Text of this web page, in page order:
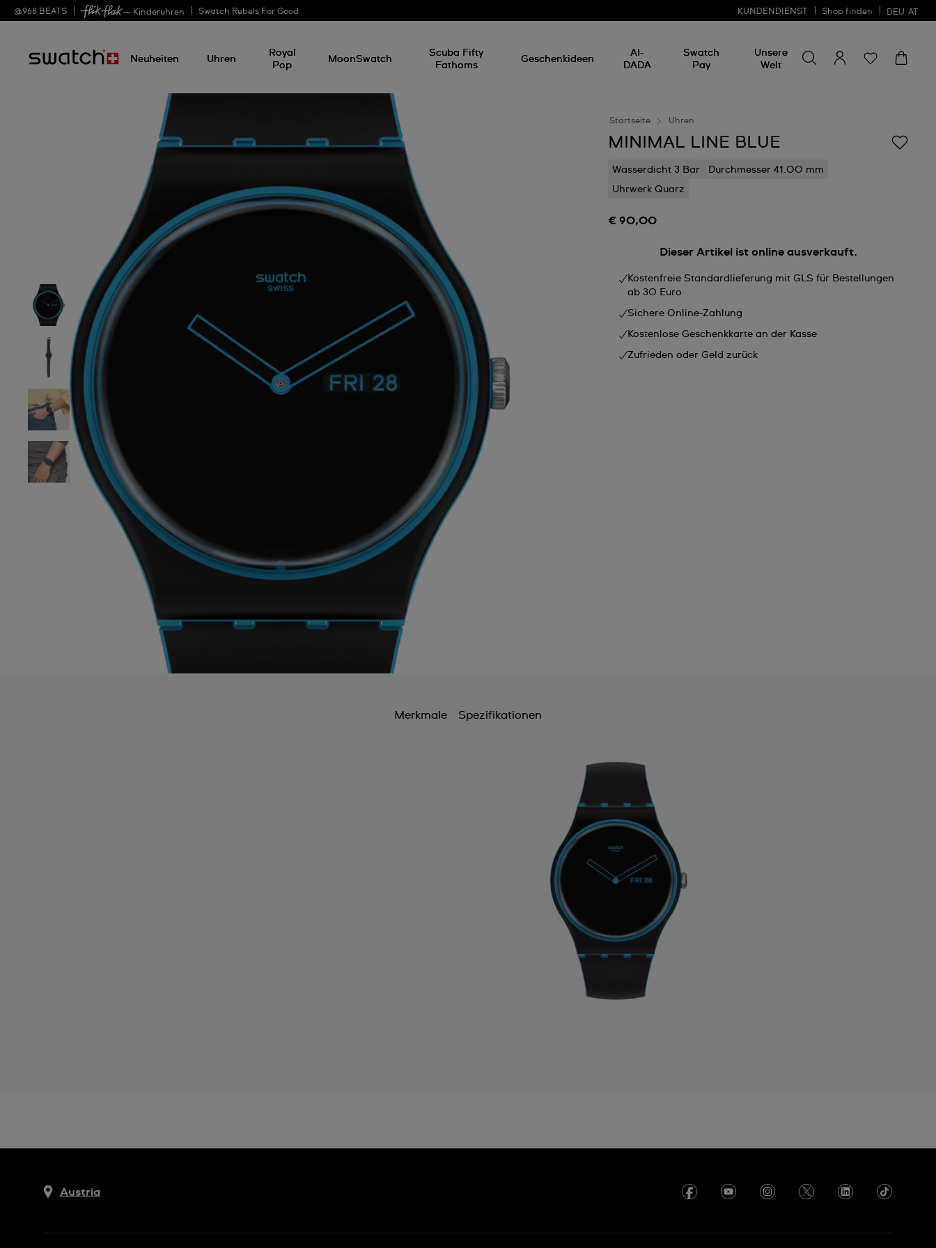
@968 BEATS — Kinderuhren Swatch Rebels For Good KUNDENDIENST Shop finden DEU AT
Neuheiten Uhren
Royal
Pop
MoonSwatch
Scuba Fifty
Fathoms
Geschenkideen
AI-
DADA
Swatch
Pay
Unsere
Welt
etwas
suchen
Startseite Uhren
MINIMAL LINE BLUE
Wasserdicht 3 Bar
Durchmesser 41.00 mm
Uhrwerk Quarz
€ 90,00
Dieser Artikel ist online ausverkauft.
Kostenfreie Standardlieferung mit GLS für Bestellungen
ab 30 Euro
Sichere Online-Zahlung
Kostenlose Geschenkkarte an der Kasse
Zufrieden oder Geld zurück
Merkmale Spezifikationen
Austria